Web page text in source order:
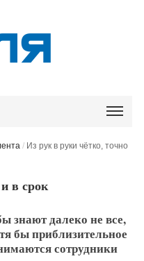
/ Из рук в руки чётко, точно
в срок
знают далеко не все,
бы приблизительное
сотрудники